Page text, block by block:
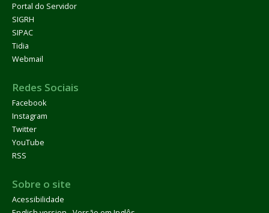
Portal do Servidor
SIGRH
SIPAC
Tidia
Webmail
Redes Sociais
Facebook
Instagram
Twitter
YouTube
RSS
Sobre o site
Acessibilidade